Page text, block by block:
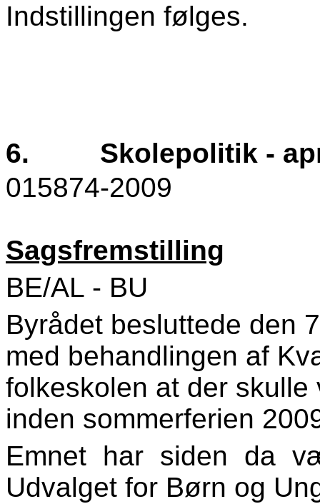
Indstillingen følges.
6.
Skolepolitik -
015874-2009
Sagsfremstilling
BE/AL - BU
Byrådet besluttede den
med behandlingen af
folkeskolen at der
inden sommerferien
Emnet har siden da
Udvalget for Børn og